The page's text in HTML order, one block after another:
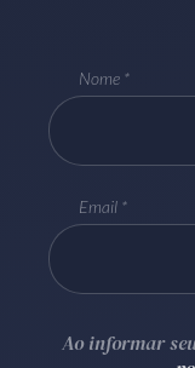
Nome
Email
Ao informar